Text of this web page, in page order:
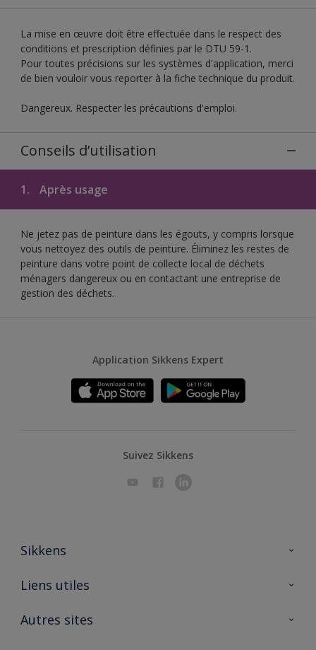
La mise en œuvre doit être effectuée dans le respect des
conditions et prescription définies par le DTU 59-1.
Pour toutes précisions sur les systèmes d'application, merci
de bien vouloir vous reporter à la fiche technique du produit.
Dangereux. Respecter les précautions d'emploi.
Conseils d’utilisation
1. Après usage
Ne jetez pas de peinture dans les égouts, y compris lorsque
vous nettoyez des outils de peinture. Éliminez les restes de
peinture dans votre point de collecte local de déchets
ménagers dangereux ou en contactant une entreprise de
gestion des déchets.
Application Sikkens Expert
Suivez Sikkens
Sikkens
A propos de Sikkens
Liens utiles
Ouvrir un magasin PASS
Autres sites